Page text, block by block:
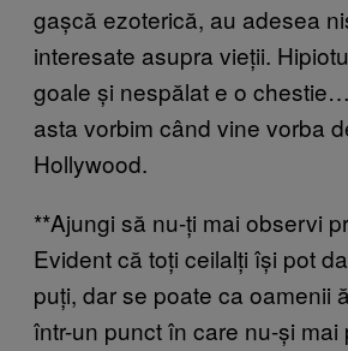
gașcă ezoterică, au adesea
interesate asupra vieții.
goale și nespălat e o
asta vorbim când vine vorba
Hollywood.
**Ajungi să nu-ți mai observi
Evident că toți ceilalți își pot
puți, dar se poate ca oamenii
într-un punct în care nu-și mai